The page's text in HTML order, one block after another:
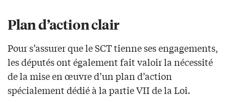
Plan d’action clair
Pour s’assurer que le SCT tienne ses engagements,
les députés ont également fait valoir la nécessité
de la mise en œuvre d’un plan d’action
spécialement dédié à la partie VII de la Loi.